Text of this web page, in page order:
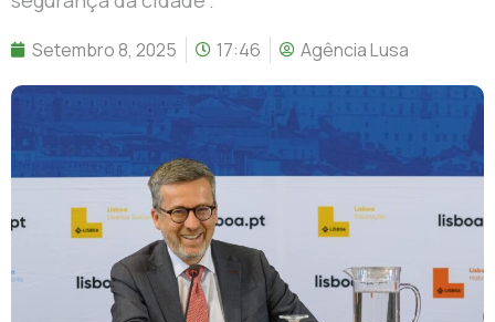
Setembro 8, 2025 17:46 Agência Lusa